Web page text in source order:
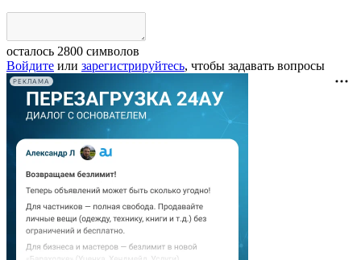
осталось 2800 символов
Войдите или зарегистрируйтесь, чтобы задавать вопросы
РЕКЛАМА